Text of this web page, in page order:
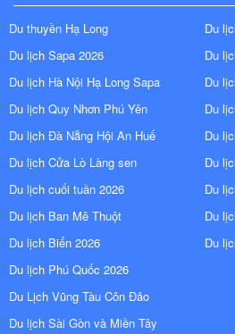
Du thuyền Hạ Long
Du lịch Sapa 2026
Du lịch Hà Nội Hạ Long Sapa
Du lịch Quy Nhơn Phú Yên
Du lịch Đà Nẵng Hội An Huế
Du lịch Cửa Lò Làng sen
Du lịch cuối tuần 2026
Du lịch Ban Mê Thuột
Du lịch Biển 2026
Du lịch Phú Quốc 2026
Du Lịch Vũng Tàu Côn Đảo
Du lịch Sài Gòn và Miền Tây
Du
Du
Du
Du
Du
Du
Du
Du
Du